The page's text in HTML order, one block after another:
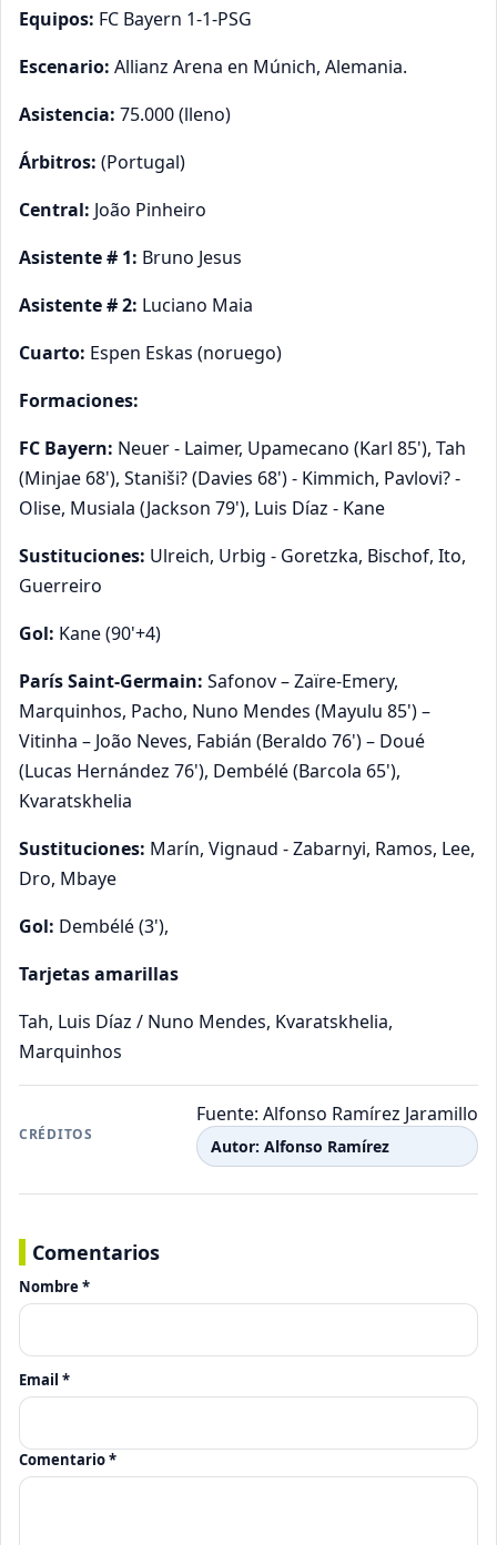
Equipos: FC Bayern 1-1-PSG
Escenario: Allianz Arena en Múnich, Alemania.
Asistencia: 75.000 (lleno)
Árbitros: (Portugal)
Central: João Pinheiro
Asistente # 1: Bruno Jesus
Asistente # 2: Luciano Maia
Cuarto: Espen Eskas (noruego)
Formaciones:
FC Bayern: Neuer - Laimer, Upamecano (Karl 85'), Tah
(Minjae 68'), Staniši? (Davies 68') - Kimmich, Pavlovi? -
Olise, Musiala (Jackson 79'), Luis Díaz - Kane
Sustituciones: Ulreich, Urbig - Goretzka, Bischof, Ito,
Guerreiro
Gol: Kane (90'+4)
París Saint-Germain: Safonov – Zaïre-Emery,
Marquinhos, Pacho, Nuno Mendes (Mayulu 85') –
Vitinha – João Neves, Fabián (Beraldo 76') – Doué
(Lucas Hernández 76'), Dembélé (Barcola 65'),
Kvaratskhelia
Sustituciones: Marín, Vignaud - Zabarnyi, Ramos, Lee,
Dro, Mbaye
Gol: Dembélé (3'),
Tarjetas amarillas
Tah, Luis Díaz / Nuno Mendes, Kvaratskhelia,
Marquinhos
CRÉDITOS
Fuente: Alfonso Ramírez Jaramillo
Autor: Alfonso Ramírez
Comentarios
Nombre *
Email *
Comentario *